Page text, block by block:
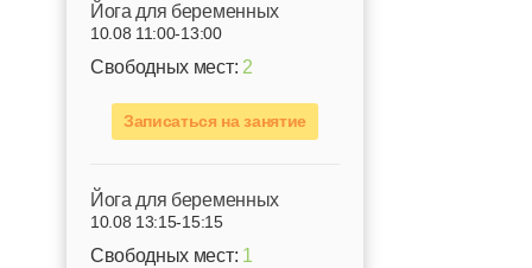
Йога для беременных
10.08 11:00-13:00
Свободных мест: 2
Записаться на занятие
Йога для беременных
10.08 13:15-15:15
Свободных мест: 1